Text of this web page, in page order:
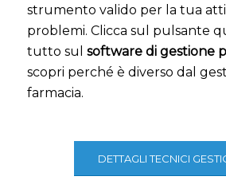
strumento valido per la tua
problemi. Clicca sul pulsante
tutto sul software di gestione
scopri perché è diverso dal
farmacia.
DETTAGLI TECNICI